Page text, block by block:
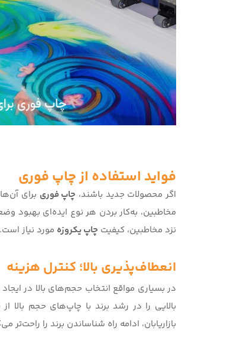
فواید استفاده از چاپ فوری
اگر محصولات جدید باشند، چاپ فوری برای
مخاطبین، به‌کار بردن هر نوع ایده‌ای بهبود
نزد مخاطبین، کیفیت چاپ یکروزه مورد نیاز
انعطاف‌پذیری بالا؛ کنترل هزینه
در بسیاری مواقع انتخاب حجم‌های بالا در
بالایی را در رشد برند با چاپ‌های حجم
بازاریابان، ادامه راه شناساندن برند را راحت‌تر